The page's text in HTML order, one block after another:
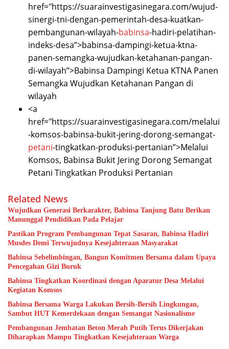
href="https://suarainvestigasinegara.com/wujud-
sinergi-tni-dengan-pemerintah-desa-kuatkan-
pembangunan-wilayah-babinsa-hadiri-pelatihan-
indeks-desa”>babinsa-dampingi-ketua-ktna-
panen-semangka-wujudkan-ketahanan-pangan-
di-wilayah”>Babinsa Dampingi Ketua KTNA Panen
Semangka Wujudkan Ketahanan Pangan di
wilayah
<a
href="https://suarainvestigasinegara.com/melalui
-komsos-babinsa-bukit-jering-dorong-semangat-
petani-tingkatkan-produksi-pertanian”>Melalui
Komsos, Babinsa Bukit Jering Dorong Semangat
Petani Tingkatkan Produksi Pertanian
Related News
Wujudkan Generasi Berkarakter, Babinsa Tanjung Batu Berikan
Manunggal Pendidikan Pada Pelajar
Pastikan Program Pembangunan Tepat Sasaran, Babinsa Hadiri
Musdes Demi Terwujudnya Kesejahteraan Masyarakat
Babinsa Sebelimbingan, Bangun Komitmen Bersama dalam Upaya
Pencegahan Gizi Buruk
Babinsa Tingkatkan Koordinasi dengan Aparatur Desa Melalui
Kegiatan Komsos
Babinsa Bersama Warga Lakukan Bersih-Bersih Lingkungan,
Sambut HUT Kemerdekaan dengan Semangat Nasionalisme
Pembangunan Jembatan Beton Merah Putih Terus Dikerjakan
Diharapkan Mampu Tingkatkan Kesejahteraan Warga